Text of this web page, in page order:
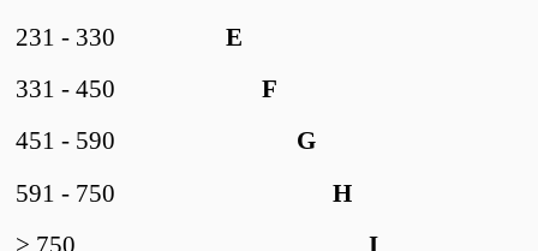
E
231 - 330
F
331 - 450
G
451 - 590
H
591 - 750